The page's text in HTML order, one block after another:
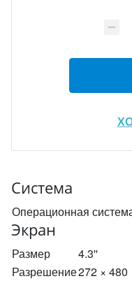
Система
Операционная
Экран
Размер
4.3''
Разрешение272 × 480